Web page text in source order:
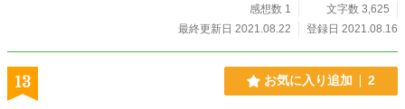
感想数 1
文字数 3,625
最終更新日 2021.08.22
登録日 2021.08.16
13 お気に入り追加 2